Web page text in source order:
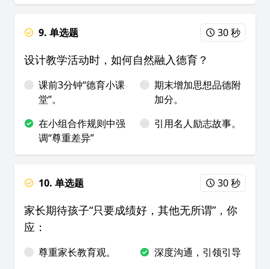
9. 单选题 30 秒
设计教学活动时，如何自然融入德育？
课前3分钟“德育小课
堂”。
期末增加思想品德附
加分。
在小组合作规则中强
调“尊重差异”
引用名人励志故事。
10. 单选题 30 秒
家长期待孩子“只要成绩好，其他无所谓”，你
应：
尊重家长教育观。 深度沟通，引领引导